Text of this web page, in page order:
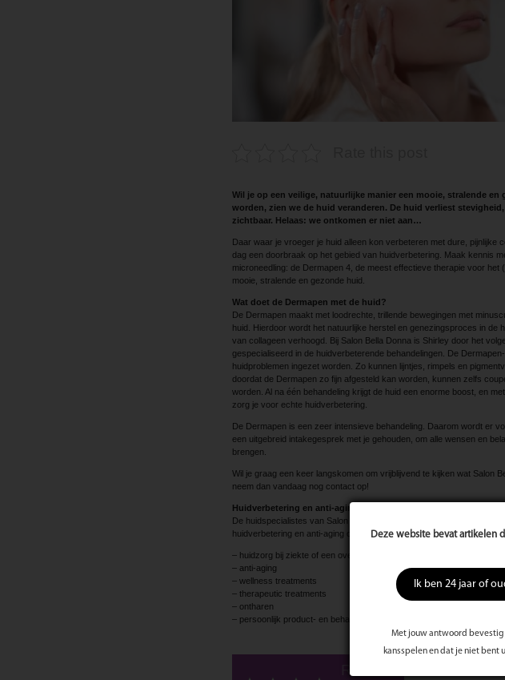
Deze website bevat artikelen
Ik ben 24 jaar of
Met jouw antwoord bevestig
kansspelen en dat je niet bent
Wil je op een veilige, natuurlijke manier een mooie, stralende en
worden, zien we de huid veranderen. De huid verliest
zichtbaar. Helaas: we ontkomen er niet aan…
Daar waar je vroeger je huid alleen kon verbeteren met dure, pijnlijke
dag een doorbraak op het gebied van huidverbetering. Maak kennis
microneedling: de Dermapen 4, de meest effectieve therapie voor het
mooie, stralende en gezonde huid.
Wat doet de Dermapen met de huid?
De Dermapen maakt met loodrechte, trillende bewegingen met
huid. Hierdoor wordt het natuurlijke herstel en genezingsproces in de
van collageen verhoogd. Bij Salon Bella Donna is Shirley door het
gespecialiseerd in de huidverbeterende behandelingen. De
huidproblemen ingezet worden. Zo kunnen lijntjes, rimpels en
doordat de Dermapen zo fijn afgesteld kan worden, kunnen zelfs
worden. Al na één behandeling krijgt de huid een enorme boost, en
zorg je voor echte huidverbetering.
De Dermapen is een zeer intensieve behandeling. Daarom wordt er
een uitgebreid intakegesprek met je gehouden, om alle wensen en
brengen.
Wil je graag een keer langskomen om vrijblijvend te kijken wat Salon
neem dan vandaag nog contact op!
Huidverbetering en anti-aging
De huidspecialistes van Salon Bella Donna, van eigenaresse Donna
huidverbetering en anti-aging op natuurlijke wijze. Je kunt bij de salon
– huidzorg bij ziekte of een overgevoelige huid
– anti-aging
– wellness treatments
– therapeutic treatments
– ontharen
– persoonlijk product- en behandeladvies
Rate